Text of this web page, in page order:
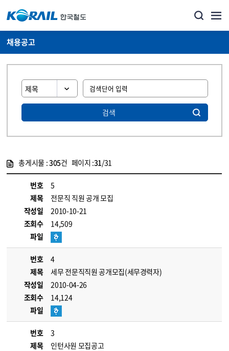
채용공고
검색
총게시물 :305건 페이지 :31/31
번호
5
제목
전문직 직원 공개 모집
작성일
2010-10-21
조회수
14,509
파일
번호
4
제목
세무 전문직직원 공개모집(세무경력자)
작성일
2010-04-26
조회수
14,124
파일
번호
3
제목
인턴사원 모집공고